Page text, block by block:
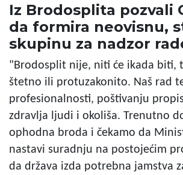
Iz Brodosplita pozvali
da formira neovisnu,
skupinu za nadzor
"Brodosplit nije, niti će ikada biti,
štetno ili protuzakonito. Naš rad
profesionalnosti, poštivanju
zdravlja ljudi i okoliša. Trenutno
ophodna broda i čekamo da
nastavi suradnju na postojećim
da država izda potrebna jamstva